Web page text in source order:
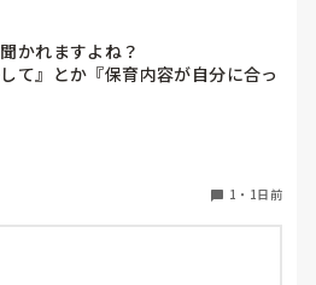
かれますよね？
て』とか『保育内容が自分に合っ
多いかと思いますが、実際はどう
の規模、保育内容は勘案しますが
やすいか、給与はどうか…という
す
ように答えていますか？また、本
1 ・ 1日前